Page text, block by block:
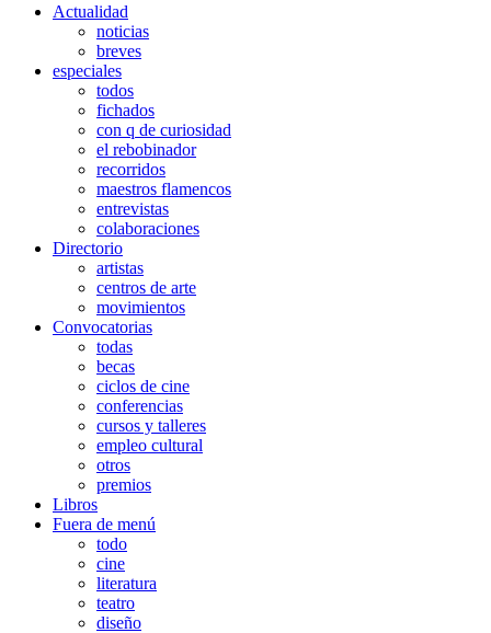
Actualidad
noticias
breves
especiales
todos
fichados
con q de curiosidad
el rebobinador
recorridos
maestros flamencos
entrevistas
colaboraciones
Directorio
artistas
centros de arte
movimientos
Convocatorias
todas
becas
ciclos de cine
conferencias
cursos y talleres
empleo cultural
otros
premios
Libros
Fuera de menú
todo
cine
literatura
teatro
diseño